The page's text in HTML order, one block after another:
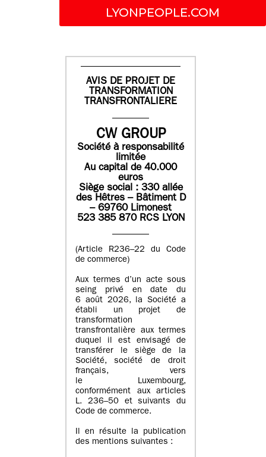
LYONPEOPLE.COM
AVIS DE PROJET DE
TRANSFORMATION
TRANSFRONTALIERE
CW GROUP
Société à responsabilité
limitée
Au capital de 40.000
euros
Siège social : 330 allée
des Hêtres – Bâtiment D
– 69760 Limonest
523 385 870 RCS LYON
(Article R236–22 du Code
de commerce)
Aux termes d’un acte sous
seing privé en date du
6 août 2026, la Société a
établi un projet de
transformation
transfrontalière aux termes
duquel il est envisagé de
transférer le siège de la
Société, société de droit
français, vers
le Luxembourg,
conformément aux articles
L. 236–50 et suivants du
Code de commerce.
Il en résulte la publication
des mentions suivantes :